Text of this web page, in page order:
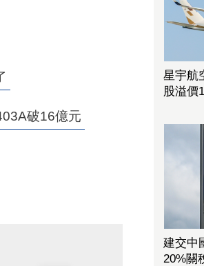
破16億元
星宇航
股溢價
建交中
20%關